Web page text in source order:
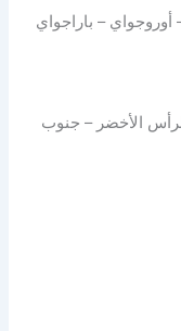
– أوروجواي – باراجواي
الأخضر – جنوب